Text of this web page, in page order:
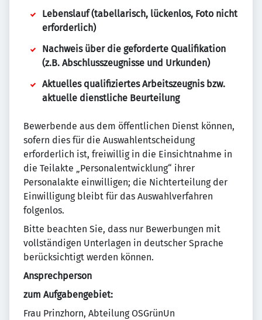
Lebenslauf (tabellarisch, lückenlos, Foto nicht
erforderlich)
Nachweis über die geforderte Qualifikation
(z.B. Abschlusszeugnisse und Urkunden)
Aktuelles qualifiziertes Arbeitszeugnis bzw.
aktuelle dienstliche Beurteilung
Bewerbende aus dem öffentlichen Dienst können,
sofern dies für die Auswahlentscheidung
erforderlich ist, freiwillig in die Einsichtnahme in
die Teilakte „Personalentwicklung“ ihrer
Personalakte einwilligen; die Nichterteilung der
Einwilligung bleibt für das Auswahlverfahren
folgenlos.
Bitte beachten Sie, dass nur Bewerbungen mit
vollständigen Unterlagen in deutscher Sprache
berücksichtigt werden können.
Ansprechperson
zum Aufgabengebiet:
Frau Prinzhorn, Abteilung OSGrünUn